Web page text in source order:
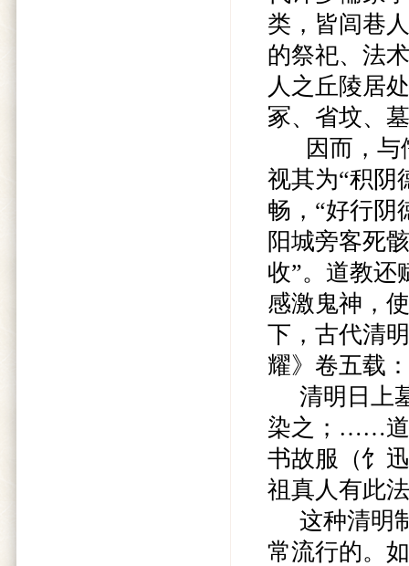
类，皆闾巷
的祭祀、法
人之丘陵居
冢、省坟、
因而，与
视其为“积阴
畅，“好行阴
阳城旁客死
收”。道教还
感激鬼神，
下，古代清
耀》卷五载：
清明日上
染之；……道
书故服（饣
祖真人有此
这种清明制
常流行的。